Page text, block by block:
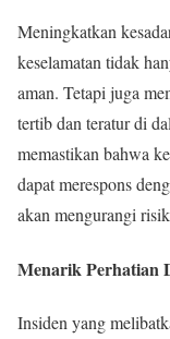
Meningkatkan
keselamatan tidak
aman. Tetapi juga
tertib dan teratur di
memastikan bahwa
dapat merespons
akan mengurangi
Menarik Perhatian
Insiden yang